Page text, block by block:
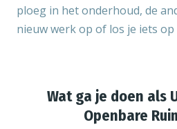
ploeg in het onderhoud, de
nieuw werk op of los je iets
Wat ga je doen als
Openbare